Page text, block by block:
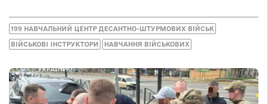
199 НАВЧАЛЬНИЙ ЦЕНТР ДЕСАНТНО-ШТУРМОВИХ ВІЙСЬК
ВІЙСЬКОВІ ІНСТРУКТОРИ НАВЧАННЯ ВІЙСЬКОВИХ